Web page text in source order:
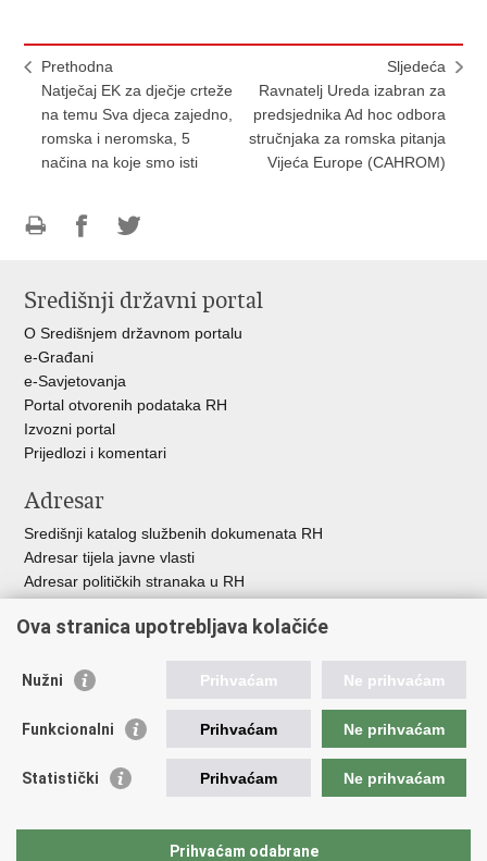
Prethodna
Natječaj EK za dječje crteže
na temu Sva djeca zajedno,
romska i neromska, 5
načina na koje smo isti
Sljedeća
Ravnatelj Ureda izabran za
predsjednika Ad hoc odbora
stručnjaka za romska pitanja
Vijeća Europe (CAHROM)
FacebookuTwitteru
Središnji državni portal
O Središnjem državnom portalu
e-Građani
e-Savjetovanja
Portal otvorenih podataka RH
Izvozni portal
Prijedlozi i komentari
Adresar
Središnji katalog službenih dokumenata RH
Adresar tijela javne vlasti
Adresar političkih stranaka u RH
Besplatni telefoni javne uprave
Važne poveznice
Vlada Republike Hrvatske
Savjet za nacionalne manjine
Okvirna konvencija za zaštitu nacionalnih manjina
Ured zastupnika RH pred Eur.sudom za ljudska prava
Ova stranica upotrebljava kolačiće
Nužni Prihvaćam Ne prihvaćam
Funkcionalni Prihvaćam Ne prihvaćam
Statistički Prihvaćam Ne prihvaćam
Prihvaćam odabrane